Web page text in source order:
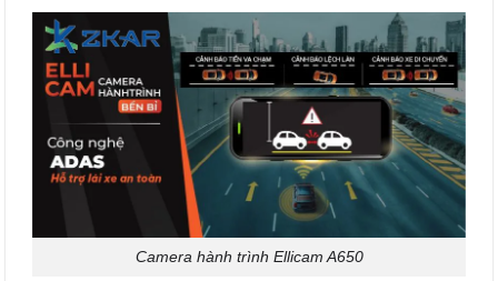
Camera hành trình Ellicam A650